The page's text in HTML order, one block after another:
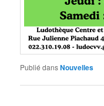
Publié dansNouvelles